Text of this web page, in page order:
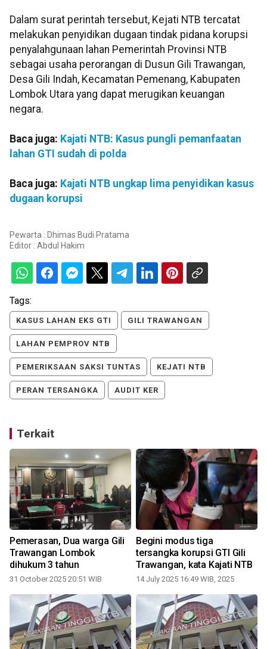
Dalam surat perintah tersebut, Kejati NTB tercatat
melakukan penyidikan dugaan tindak pidana korupsi
penyalahgunaan lahan Pemerintah Provinsi NTB
sebagai usaha perorangan di Dusun Gili Trawangan,
Desa Gili Indah, Kecamatan Pemenang, Kabupaten
Lombok Utara yang dapat merugikan keuangan
negara.
Baca juga: Kajati NTB: Kasus pungli pemanfaatan
lahan GTI sudah di polda
Baca juga: Kajati NTB ungkap lima penyidikan kasus
dugaan korupsi
Pewarta : Dhimas Budi Pratama
Editor : Abdul Hakim
Tags:
KASUS LAHAN EKS GTI GILI TRAWANGAN
LAHAN PEMPROV NTB
PEMERIKSAAN SAKSI TUNTAS KEJATI NTB
PERAN TERSANGKA AUDIT KER
Terkait
Pemerasan, Dua warga Gili
Trawangan Lombok
dihukum 3 tahun
31 October 2025 20:51 WIB
Begini modus tiga
tersangka korupsi GTI Gili
Trawangan, kata Kajati NTB
14 July 2025 16:49 WIB, 2025